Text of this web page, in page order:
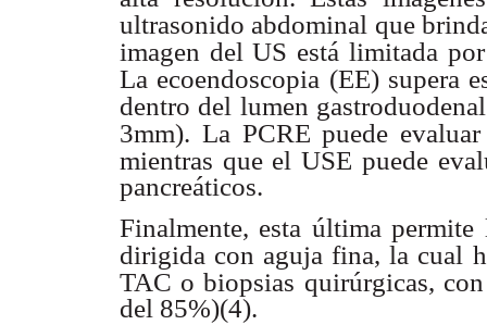
ultrasonido abdominal que
imagen del US está limitada
La ecoendoscopia (EE) supera
dentro del lumen
3mm). La PCRE puede evaluar
mientras que el USE puede
pancreáticos.
Finalmente, esta última
dirigida con aguja fina, la cual
TAC o biopsias quirúrgicas, con
del 85%)(4).